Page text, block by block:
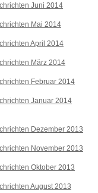
Juni 2014
Mai 2014
April 2014
März 2014
Februar 2014
Januar 2014
Dezember 2013
November 2013
Oktober 2013
August 2013